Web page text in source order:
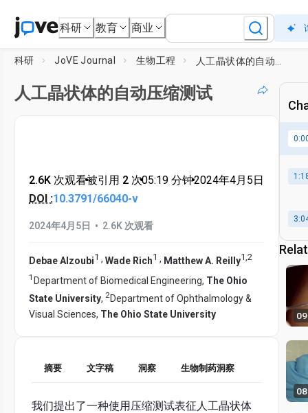
科研 教育 商业
科研 JoVE Journal 生物工程
人工晶状体的自动压缩测试
2.6K 次观看•被引用 2 次•05:19 分钟•2024年4月5日
DOI :10.3791/66040-v
2024年4月5日 • 2.6K 次观看
Debae Alzoubi1 , Wade Rich1 , Matthew A. Reilly1,2
1 Department of Biomedical Engineering, The Ohio
State University, 2Department of Ophthalmology &
Visual Sciences, The Ohio State University
摘要 文字稿 洞察 生物制药洞察
我们提出了一种使用压缩测试表征人工晶状体